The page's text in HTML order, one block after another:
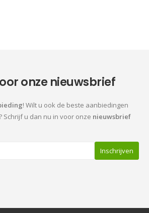
onze nieuwsbrief
! Wilt u ook de beste aanbiedingen
Schrijf u dan nu in voor onze nieuwsbrief